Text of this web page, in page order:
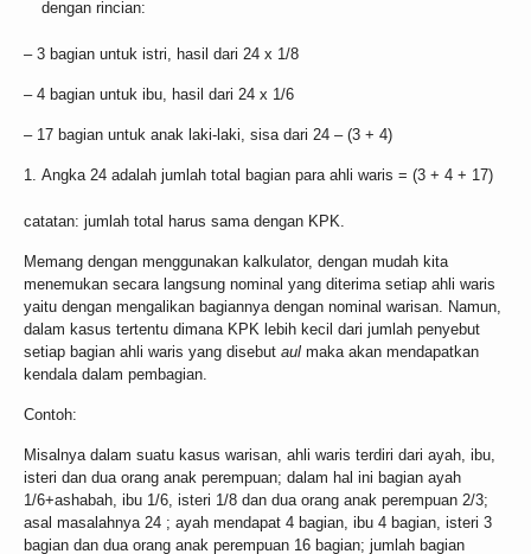
dengan rincian:
– 3 bagian untuk istri, hasil dari 24 x 1/8
– 4 bagian untuk ibu, hasil dari 24 x 1/6
– 17 bagian untuk anak laki-laki, sisa dari 24 – (3 + 4)
Angka 24 adalah jumlah total bagian para ahli waris = (3 + 4 + 17)
catatan: jumlah total harus sama dengan KPK.
Memang dengan menggunakan kalkulator, dengan mudah kita
menemukan secara langsung nominal yang diterima setiap ahli waris
yaitu dengan mengalikan bagiannya dengan nominal warisan. Namun,
dalam kasus tertentu dimana KPK lebih kecil dari jumlah penyebut
setiap bagian ahli waris yang disebut aul maka akan mendapatkan
kendala dalam pembagian.
Contoh:
Misalnya dalam suatu kasus warisan, ahli waris terdiri dari ayah, ibu,
isteri dan dua orang anak perempuan; dalam hal ini bagian ayah
1/6+ashabah, ibu 1/6, isteri 1/8 dan dua orang anak perempuan 2/3;
asal masalahnya 24 ; ayah mendapat 4 bagian, ibu 4 bagian, isteri 3
bagian dan dua orang anak perempuan 16 bagian; jumlah bagian